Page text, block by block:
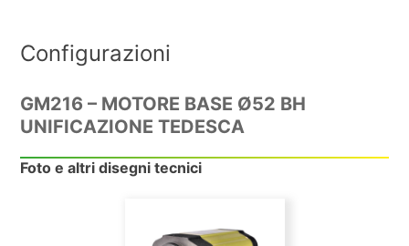
Configurazioni
GM216 – MOTORE BASE Ø52 BH
UNIFICAZIONE TEDESCA
Foto e altri disegni tecnici